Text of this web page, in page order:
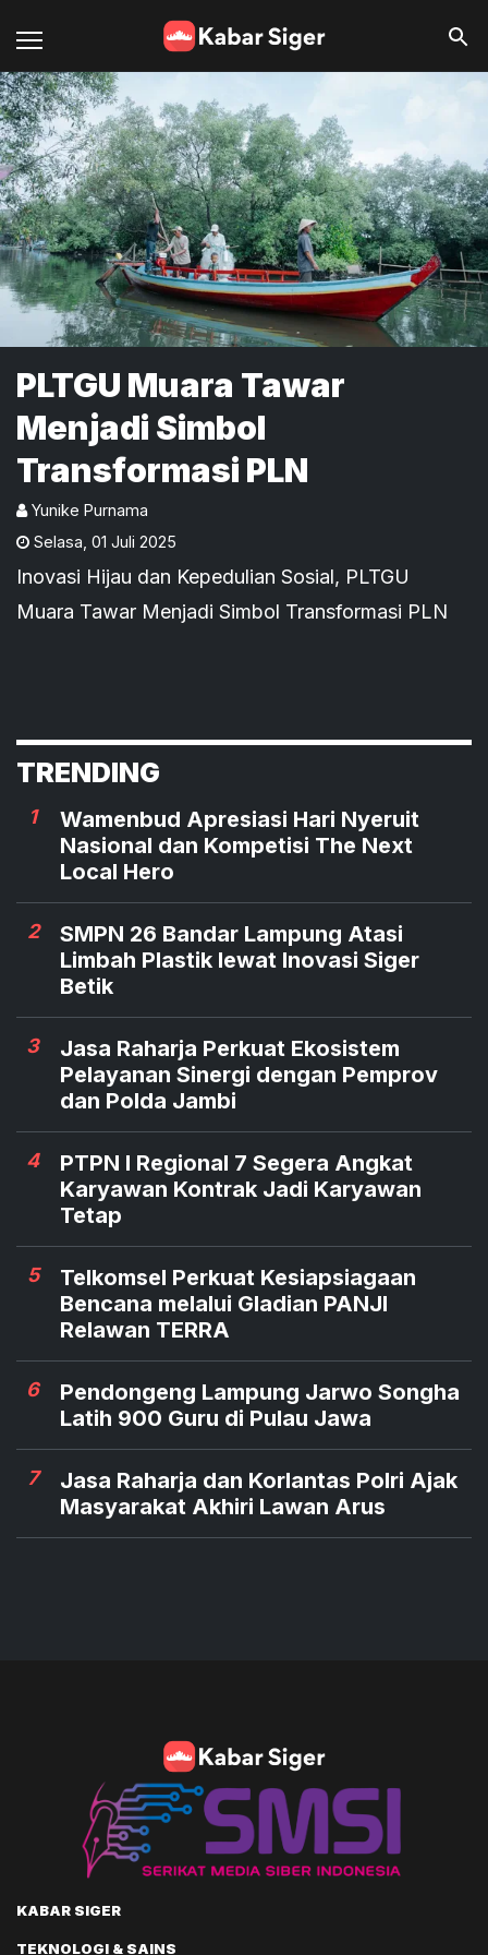
PLTGU Muara Tawar
Menjadi Simbol
Transformasi PLN
Yunike Purnama
Selasa 01 Juli 2025
Inovasi Hijau dan Kepedulian Sosial, PLTGU
Muara Tawar Menjadi Simbol Transformasi PLN
TRENDING
1
Wamenbud Apresiasi Hari Nyeruit
Nasional dan Kompetisi The Next
Local Hero
2
SMPN 26 Bandar Lampung Atasi
Limbah Plastik lewat Inovasi Siger
Betik
3
Jasa Raharja Perkuat Ekosistem
Pelayanan Sinergi dengan Pemprov
dan Polda Jambi
4
PTPN I Regional 7 Segera Angkat
Karyawan Kontrak Jadi Karyawan
Tetap
5
Telkomsel Perkuat Kesiapsiagaan
Bencana melalui Gladian PANJI
Relawan TERRA
6
Pendongeng Lampung Jarwo Songha
Latih 900 Guru di Pulau Jawa
7
Jasa Raharja dan Korlantas Polri Ajak
Masyarakat Akhiri Lawan Arus
KABAR SIGER
TEKNOLOGI & SAINS